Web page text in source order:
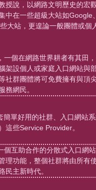
授說，以網路文明歷史的宏
在一些超級大站如Google
大站，更遑論一般團體或個
個在網路世界耕者有其田
架設個人或家庭入口網站與
社群團體將可免費擁有與頂
務網民。
簡單好用的社群、入口網站系
這些Service Provider。
互助合作的分散式入口網
理功能，整個社群將由所有
主新時代。